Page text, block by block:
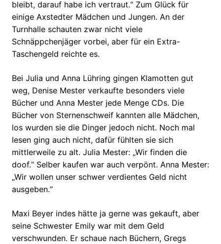
bleibt, darauf habe ich vertraut.“ Zum Glück für
einige Axstedter Mädchen und Jungen. An der
Turnhalle schauten zwar nicht viele
Schnäppchenjäger vorbei, aber für ein Extra-
Taschengeld reichte es.
Bei Julia und Anna Lühring gingen Klamotten gut
weg, Denise Mester verkaufte besonders viele
Bücher und Anna Mester jede Menge CDs. Die
Bücher von Sternenschweif kannten alle Mädchen,
los wurden sie die Dinger jedoch nicht. Noch mal
lesen ging auch nicht, dafür fühlten sie sich
mittlerweile zu alt. Julia Mester: „Wir finden die
doof.“ Selber kaufen war auch verpönt. Anna Mester:
„Wir wollen unser schwer verdientes Geld nicht
ausgeben.“
Maxi Beyer indes hätte ja gerne was gekauft, aber
seine Schwester Emily war mit dem Geld
verschwunden. Er schaue nach Büchern, Gregs